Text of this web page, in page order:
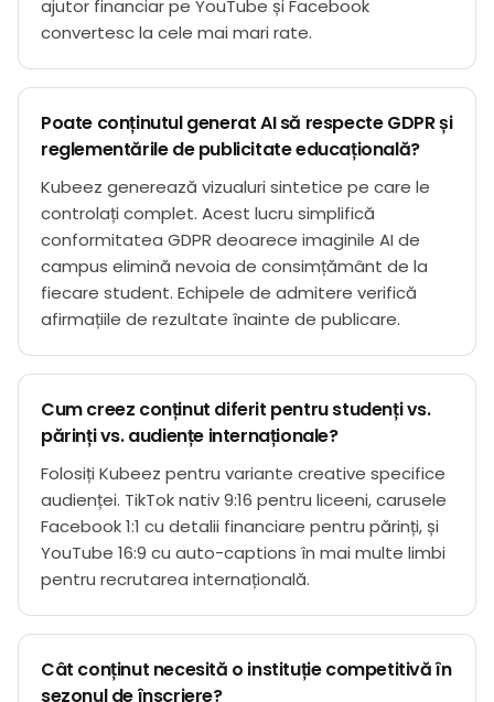
ajutor financiar pe YouTube și Facebook
convertesc la cele mai mari rate.
Poate conținutul generat AI să respecte GDPR și
reglementările de publicitate educațională?
Kubeez generează vizualuri sintetice pe care le
controlați complet. Acest lucru simplifică
conformitatea GDPR deoarece imaginile AI de
campus elimină nevoia de consimțământ de la
fiecare student. Echipele de admitere verifică
afirmațiile de rezultate înainte de publicare.
Cum creez conținut diferit pentru studenți vs.
părinți vs. audiențe internaționale?
Folosiți Kubeez pentru variante creative specifice
audienței. TikTok nativ 9:16 pentru liceeni, carusele
Facebook 1:1 cu detalii financiare pentru părinți, și
YouTube 16:9 cu auto-captions în mai multe limbi
pentru recrutarea internațională.
Cât conținut necesită o instituție competitivă în
sezonul de înscriere?